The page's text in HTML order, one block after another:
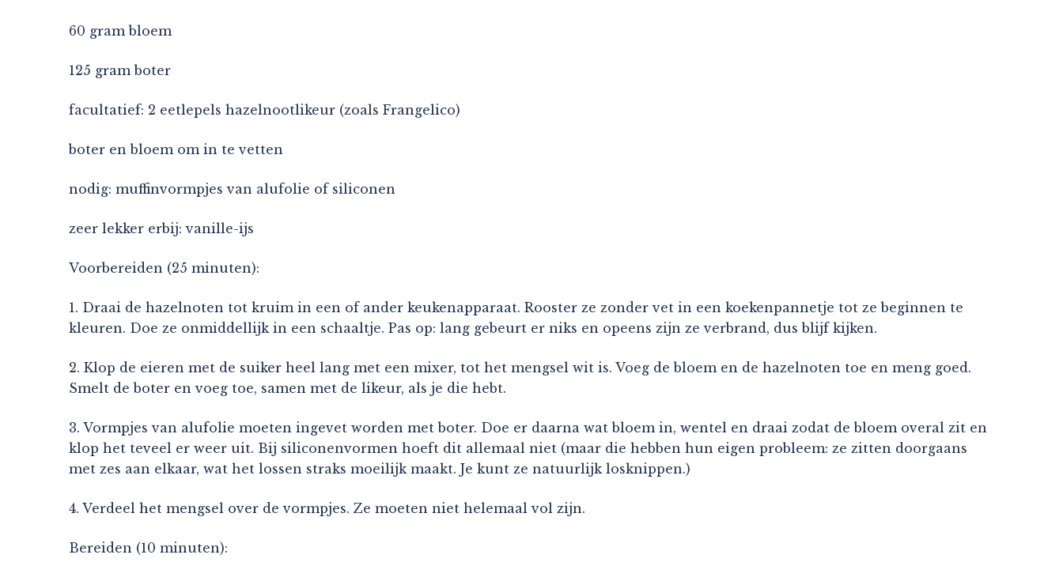
60 gram bloem
125 gram boter
facultatief: 2 eetlepels hazelnootlikeur (zoals Frangelico)
boter en bloem om in te vetten
nodig: muffinvormpjes van alufolie of siliconen
zeer lekker erbij: vanille-ijs
Voorbereiden (25 minuten):
1. Draai de hazelnoten tot kruim in een of ander keukenapparaat. Rooster ze zonder vet in een koekenpannetje tot ze beginnen te
kleuren. Doe ze onmiddellijk in een schaaltje. Pas op: lang gebeurt er niks en opeens zijn ze verbrand, dus blijf kijken.
2. Klop de eieren met de suiker heel lang met een mixer, tot het mengsel wit is. Voeg de bloem en de hazelnoten toe en meng goed.
Smelt de boter en voeg toe, samen met de likeur, als je die hebt.
3. Vormpjes van alufolie moeten ingevet worden met boter. Doe er daarna wat bloem in, wentel en draai zodat de bloem overal zit en
klop het teveel er weer uit. Bij siliconenvormen hoeft dit allemaal niet (maar die hebben hun eigen probleem: ze zitten doorgaans
met zes aan elkaar, wat het lossen straks moeilijk maakt. Je kunt ze natuurlijk losknippen.)
4. Verdeel het mengsel over de vormpjes. Ze moeten niet helemaal vol zijn.
Bereiden (10 minuten):